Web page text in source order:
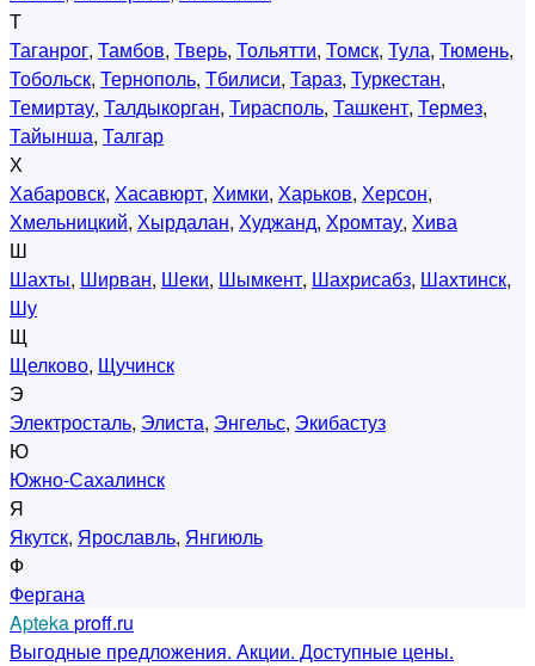
Т
Таганрог, Тамбов, Тверь, Тольятти, Томск, Тула, Тюмень,
Тобольск, Тернополь, Тбилиси, Тараз, Туркестан,
Темиртау, Талдыкорган, Тирасполь, Ташкент, Термез,
Тайынша, Талгар
Х
Хабаровск, Хасавюрт, Химки, Харьков, Херсон,
Хмельницкий, Хырдалан, Худжанд, Хромтау, Хива
Ш
Шахты, Ширван, Шеки, Шымкент, Шахрисабз, Шахтинск,
Шу
Щ
Щелково, Щучинск
Э
Электросталь, Элиста, Энгельс, Экибастуз
Ю
Южно-Сахалинск
Я
Якутск, Ярославль, Янгиюль
Ф
Фергана
Aptekaproff.ru
Выгодные предложения. Акции. Доступные цены.